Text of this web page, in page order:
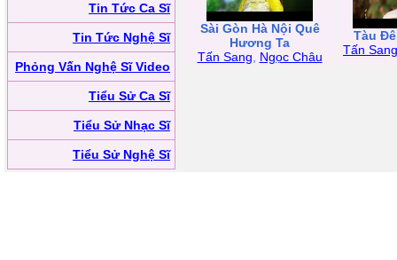
Tin Tức Ca Sĩ
Tin Tức Nghệ Sĩ
Phỏng Vấn Nghệ Sĩ Video
Tiểu Sử Ca Sĩ
Tiểu Sử Nhạc Sĩ
Tiểu Sử Nghệ Sĩ
Sài Gòn Hà Nội Quê
Hương Ta
Tấn Sang
Ngọc Châu
Tàu
Tấn Sang